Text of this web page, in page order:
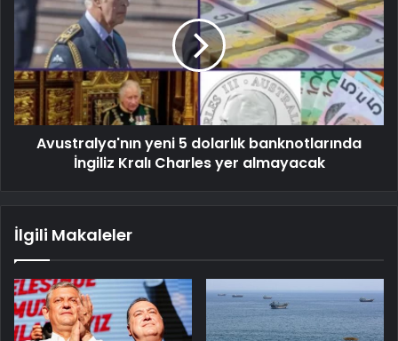
Avustralya'nın yeni 5 dolarlık banknotlarında
İngiliz Kralı Charles yer almayacak
İlgili Makaleler